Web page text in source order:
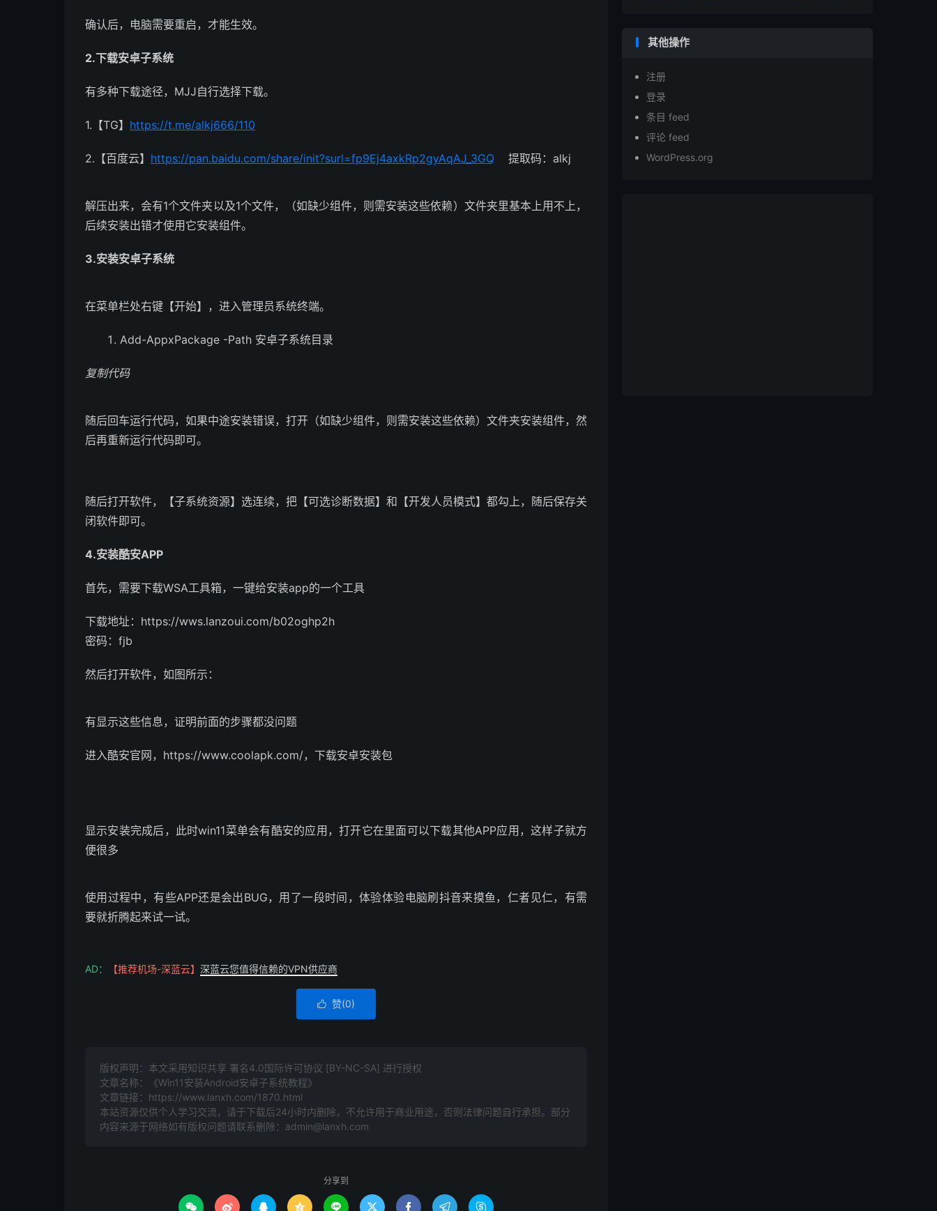
确认后，电脑需要重启，才能生效。
2.下载安卓子系统
有多种下载途径，MJJ自行选择下载。
1.【TG】 https://t.me/alkj666/110
2.【百度云】 https://pan.baidu.com/share/init?surl=fp9Ej4axkRp2gyAqAJ_3GQ 提取码：alkj
解压出来，会有1个文件夹以及1个文件，（如缺少组件，则需安装这些依赖）文件夹里基本上用不上，
后续安装出错才使用它安装组件。
3.安装安卓子系统
在菜单栏处右键【开始】，进入管理员系统终端。
Add-AppxPackage -Path 安卓子系统目录
复制代码
随后回车运行代码，如果中途安装错误，打开（如缺少组件，则需安装这些依赖）文件夹安装组件，然
后再重新运行代码即可。
随后打开软件，【子系统资源】选连续，把【可选诊断数据】和【开发人员模式】都勾上，随后保存关
闭软件即可。
4.安装酷安APP
首先，需要下载WSA工具箱，一键给安装app的一个工具
下载地址：https://wws.lanzoui.com/b02oghp2h
密码：fjb
然后打开软件，如图所示：
有显示这些信息，证明前面的步骤都没问题
进入酷安官网，https://www.coolapk.com/，下载安卓安装包
显示安装完成后，此时win11菜单会有酷安的应用，打开它在里面可以下载其他APP应用，这样子就方
便很多
使用过程中，有些APP还是会出BUG，用了一段时间，体验体验电脑刷抖音来摸鱼，仁者见仁，有需
要就折腾起来试一试。
AD： 【推荐机场-深蓝云】 深蓝云您值得信赖的VPN供应商
 赞(0)
版权声明：本文采用知识共享 署名4.0国际许可协议 [BY-NC-SA] 进行授权
文章名称：《Win11安装Android安卓子系统教程》
文章链接： https://www.lanxh.com/1870.html
本站资源仅供个人学习交流，请于下载后24小时内删除，不允许用于商业用途，否则法律问题自行承担。部分
内容来源于网络如有版权问题请联系删除：admin@lanxh.com
分享到
        
其他操作
注册
登录
条目 feed
评论 feed
WordPress.org